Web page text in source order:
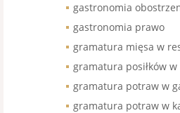
gastronomia
gastronomia prawo
gramatura mięsa w
gramatura posiłków
gramatura potraw w
gramatura potraw w